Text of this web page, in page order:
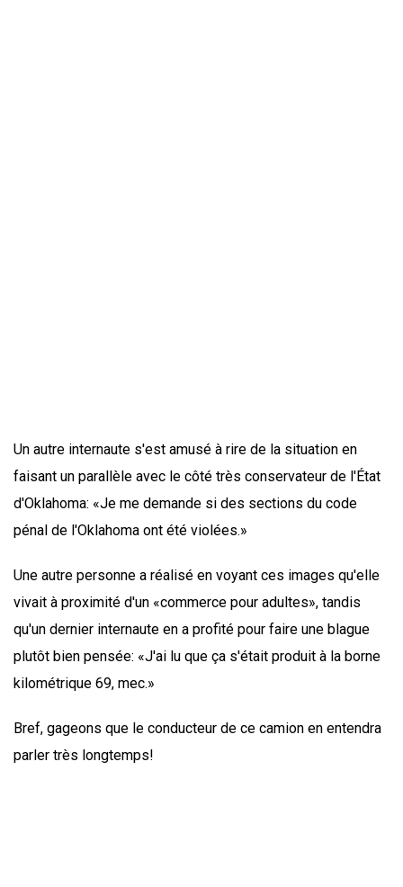
Un autre internaute s'est amusé à rire de la situation en
faisant un parallèle avec le côté très conservateur de l'État
d'Oklahoma: «Je me demande si des sections du code
pénal de l'Oklahoma ont été violées.»
Une autre personne a réalisé en voyant ces images qu'elle
vivait à proximité d'un «commerce pour adultes», tandis
qu'un dernier internaute en a profité pour faire une blague
plutôt bien pensée: «J'ai lu que ça s'était produit à la borne
kilométrique 69, mec.»
Bref, gageons que le conducteur de ce camion en entendra
parler très longtemps!